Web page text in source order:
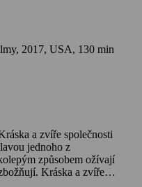
2017, USA, 130 min
a zvíře společnosti
jednoho z
způsobem ožívají
Kráska a zvíře